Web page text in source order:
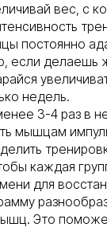
вес, с
постоянно
если делаешь
недель.
3-4 раз в
мышцам
каждая
для
Это